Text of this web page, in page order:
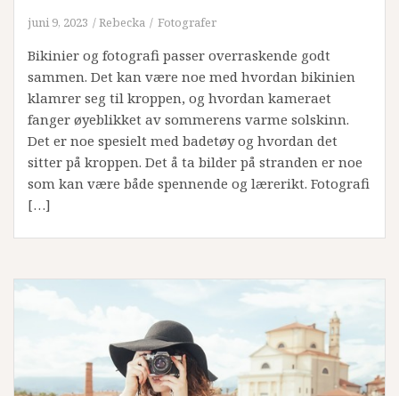
juni 9, 2023 Rebecka Fotografer
Bikinier og fotografi passer overraskende godt
sammen. Det kan være noe med hvordan bikinien
klamrer seg til kroppen, og hvordan kameraet
fanger øyeblikket av sommerens varme solskinn.
Det er noe spesielt med badetøy og hvordan det
sitter på kroppen. Det å ta bilder på stranden er noe
som kan være både spennende og lærerikt. Fotografi
[…]